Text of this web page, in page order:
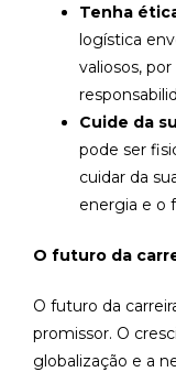
Tenha
logística
valiosos,
Cuide da
pode ser
cuidar da
energia e o
O futuro da
O futuro da
promissor. O
globalização e a